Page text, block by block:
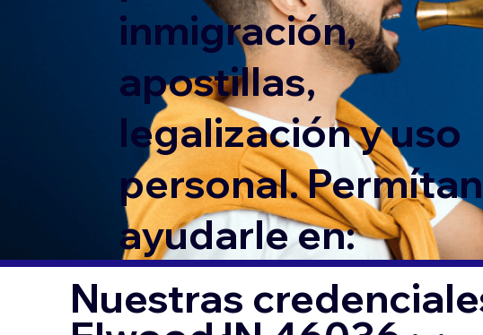
inmigración,
apostillas,
legalización y uso
personal.
ayudarle en:
Nuestras